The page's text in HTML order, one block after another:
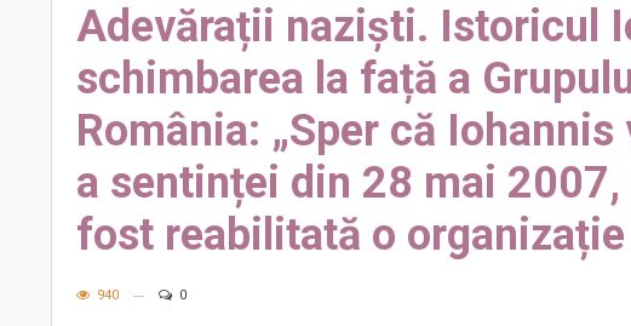
Adevărații naziști. Istoricul
schimbarea la față a
România: „Sper că
a sentinței din 28 mai
fost reabilitată o
940 0